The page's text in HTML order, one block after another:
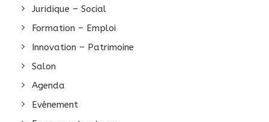
Juridique – Social
Formation – Emploi
Innovation – Patrimoine
Salon
Agenda
Evénement